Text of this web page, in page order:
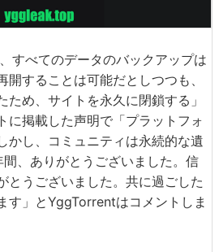
すべてのデータのバックアップは
することは可能だとしつつも、
ため、サイトを永久に閉鎖する」
に掲載した声明で「プラットフォ
かし、コミュニティは永続的な遺
、ありがとうございました。信
とうございました。共に過ごした
す」とYggTorrentはコメントしま